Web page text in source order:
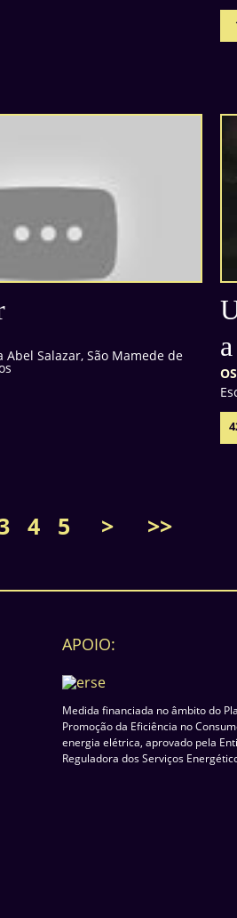
Abel Salazar, São Mamede de
4 5 > >>
APOIO:
Medida financiada no âmbito do
Promoção da Eficiência no
energia elétrica, aprovado pela
Reguladora dos Serviços